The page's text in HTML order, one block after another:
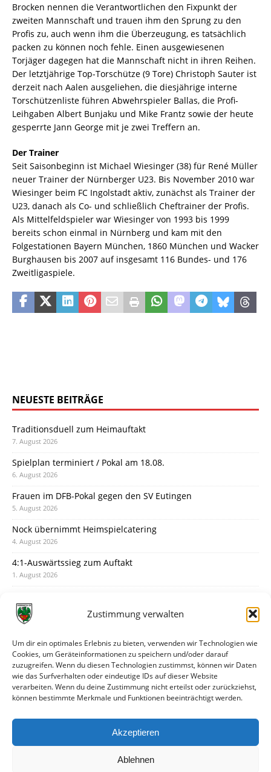
Zustimmung verwalten
Um dir ein optimales Erlebnis zu bieten, verwenden wir Technologien wie
Cookies, um Geräteinformationen zu speichern und/oder darauf
zuzugreifen. Wenn du diesen Technologien zustimmst, können wir Daten
wie das Surfverhalten oder eindeutige IDs auf dieser Website
verarbeiten. Wenn du deine Zustimmung nicht erteilst oder zurückziehst,
können bestimmte Merkmale und Funktionen beeinträchtigt werden.
Akzeptieren
Ablehnen
Brocken nennen die Verantwortlichen den Fixpunkt der
zweiten Mannschaft und trauen ihm den Sprung zu den
Profis zu, auch wenn ihm die Überzeugung, es tatsächlich
packen zu können noch fehle. Einen ausgewiesenen
Torjäger dagegen hat die Mannschaft nicht in ihren Reihen.
Der letztjährige Top-Torschütze (9 Tore) Christoph Sauter ist
derzeit nach Aalen ausgeliehen, die diesjährige interne
Torschützenliste führen Abwehrspieler Ballas, die Profi-
Leihgaben Albert Bunjaku und Mike Frantz sowie der heute
gesperrte Jann George mit je zwei Treffern an.
Der Trainer
Seit Saisonbeginn ist Michael Wiesinger (38) für René Müller
neuer Trainer der Nürnberger U23. Bis November 2010 war
Wiesinger beim FC Ingolstadt aktiv, zunächst als Trainer der
U23, danach als Co- und schließlich Cheftrainer der Profis.
Als Mittelfeldspieler war Wiesinger von 1993 bis 1999
bereits schon einmal in Nürnberg und kam mit den
Folgestationen Bayern München, 1860 München und Wacker
Burghausen bis 2007 auf insgesamt 116 Bundes- und 176
Zweitligaspiele.
NEUESTE BEITRÄGE
Traditionsduell zum Heimauftakt
7. August 2026
Spielplan terminiert / Pokal am 18.08.
6. August 2026
Frauen im DFB-Pokal gegen den SV Eutingen
5. August 2026
Nock übernimmt Heimspielcatering
4. August 2026
4:1-Auswärtssieg zum Auftakt
1. August 2026
31. Juli 2026
30. Juli 2026
Deine Spielminute: 89+1
28. Juli 2026
Neuer Rückensponsor
Neue Podcast-Folge: So tickt Björn!
27. Juli 2026